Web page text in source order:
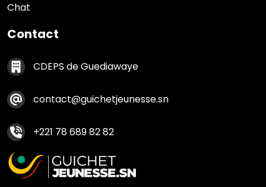
Chat
Contact
Contact footer
CDEPS de Guediawaye
contact@guichetjeunesse.sn
+221 78 689 82 82